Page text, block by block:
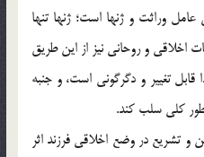
وراثت و ژنها است؛ ژنها تنها
اخلاقي و روحاني نيز از اين طريق
قابل تغيير و دگرگوني است، و جنبه
كلي سلب كند.
و تشريع در وضع اخلاقي فرزند اثر